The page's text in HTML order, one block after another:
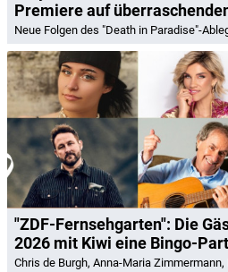
Premiere auf
Neue Folgen des "Death in Paradise"-
"ZDF-Fernsehgarten": Die
2026 mit Kiwi eine Bingo-
Chris de Burgh, Anna-Maria